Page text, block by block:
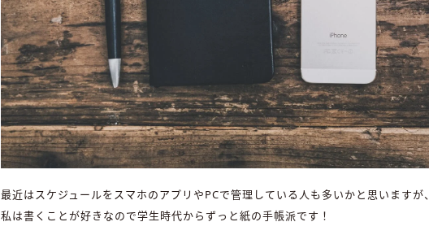
最近はスケジュールをスマホのアプリやPCで管理している人も多いかと思いますが、
私は書くことが好きなので学生時代からずっと紙の手帳派です！